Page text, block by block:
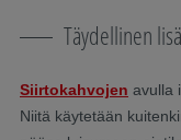
Täydellinen
Siirtokahvojen avulla
Niitä käytetään